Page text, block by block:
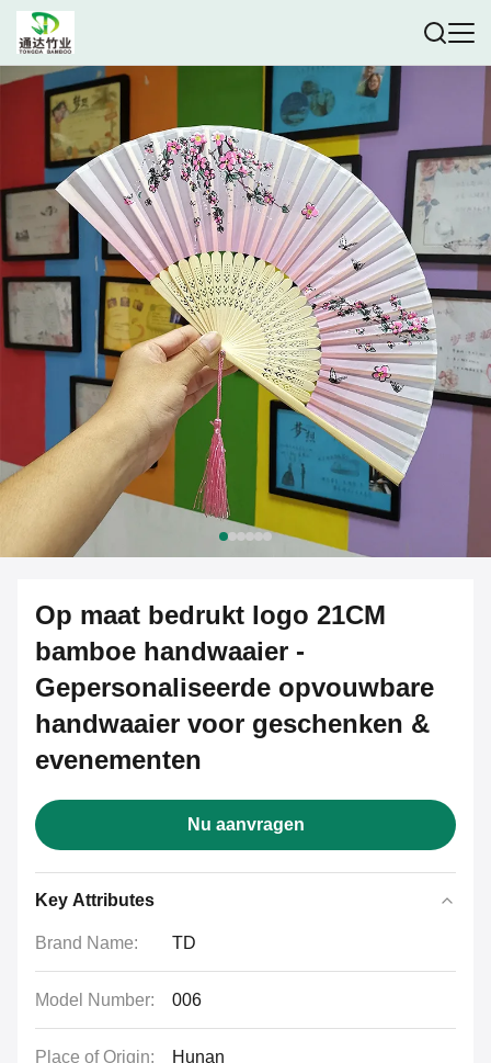
Op maat bedrukt logo 21CM
bamboe handwaaier -
Gepersonaliseerde opvouwbare
handwaaier voor geschenken &
evenementen
Nu aanvragen
Key Attributes
Brand Name: TD
Model Number: 006
Place of Origin: Hunan